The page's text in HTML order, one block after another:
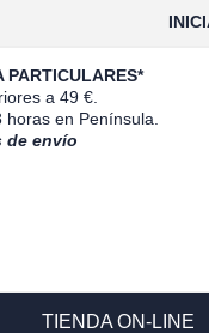
PARTICULARES*
a 49 €.
en Península.
de envío
TIENDA ON-LINE